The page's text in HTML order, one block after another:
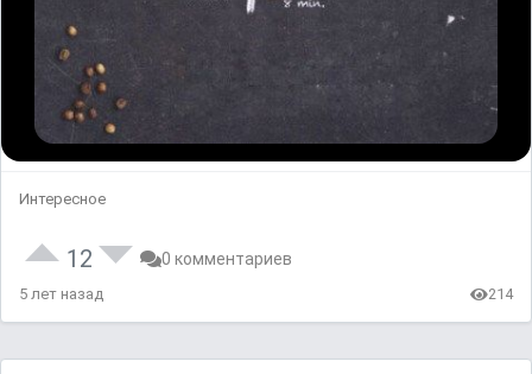
Интересное
12 0 комментариев
5 лет назад 214